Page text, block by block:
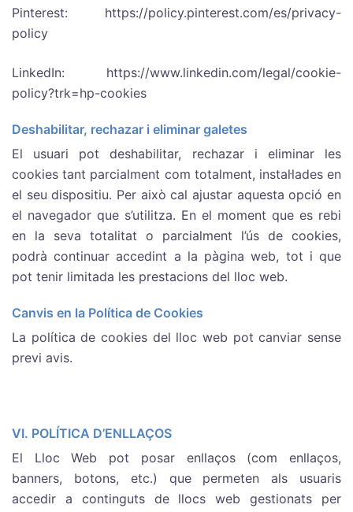
Pinterest: https://policy.pinterest.com/es/privacy-
policy
LinkedIn: https://www.linkedin.com/legal/cookie-
policy?trk=hp-cookies
Deshabilitar, rechazar i eliminar galetes
El usuari pot deshabilitar, rechazar i eliminar les
cookies tant parcialment com totalment, instal·lades en
el seu dispositiu. Per això cal ajustar aquesta opció en
el navegador que s’utilitza. En el moment que es rebi
en la seva totalitat o parcialment l’ús de cookies,
podrà continuar accedint a la pàgina web, tot i que
pot tenir limitada les prestacions del lloc web.
Canvis en la Política de Cookies
La política de cookies del lloc web pot canviar sense
previ avis.
VI. POLÍTICA D’ENLLAÇOS
El Lloc Web pot posar enllaços (com enllaços,
banners, botons, etc.) que permeten als usuaris
accedir a continguts de llocs web gestionats per